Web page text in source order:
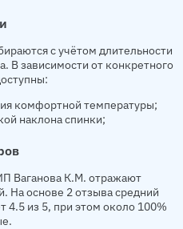
с учётом длительности
В зависимости от конкретного
комфортной температуры;
наклона спинки;
Ваганова К.М. отражают
На основе 2 отзыва средний
4.5 из 5, при этом около 100%